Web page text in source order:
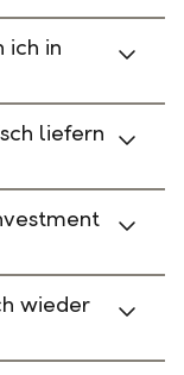
ich in
liefern
wieder